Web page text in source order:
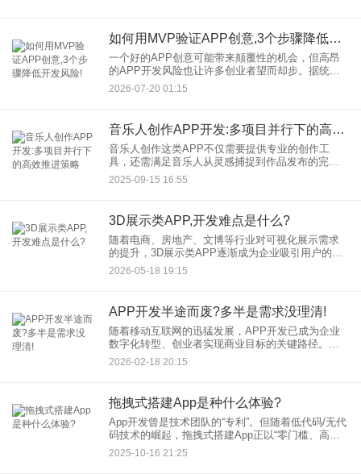
如何用MVP验证APP创意,3个步骤降低开发风险!
一个好的APP创意可能带来颠覆性的机会，但高昂
的APP开发风险也让许多创业者望而却步。据统
计，超过70%的APP因缺乏市场验证而失败，其
中“需求错位”和“功能冗余”是主要原因。
2026-07-20 01:15
音乐人创作APP开发:多项目并行下的高效推进策略
音乐人创作这类APP不仅需要提供专业的创作工
具，还需满足音乐人从灵感捕捉到作品发布的完整
需求。然而，当企业同时推进多个音乐人创作APP
开发项目时，如何确保资源合理分配、进度有序可
2025-09-15 16:55
3D展示类APP,开发难点是什么?
随着电商、房地产、文博等行业对可视化展示需求
的提升，3D展示类APP逐渐成为企业吸引用户的重
要工具。然而，开发一款体验流畅、画面清晰的3D
展示类APP并非易事。本文将梳理展示类APP开发
2026-05-18 19:15
APP开发半途而废?多半是需求没理清!
随着移动互联网的迅猛发展，APP开发已成为企业
数字化转型、创业者实现商业目标的关键路径。然
而，许多项目在推进过程中却因种种原因遭遇失
败，其中最常见且关键的因素便是需求设计不清
2026-02-18 20:15
拖拽式搭建App是种什么体验?
App开发曾是技术团队的“专利”。但随着低代码/无代
码技术的崛起，拖拽式搭建App正以“零门槛、高效
率”的特点，重新定义移动端应用的开发模式。无论
是初创企业快速验证市场需求，还是传统企业数字
2025-10-16 21:25